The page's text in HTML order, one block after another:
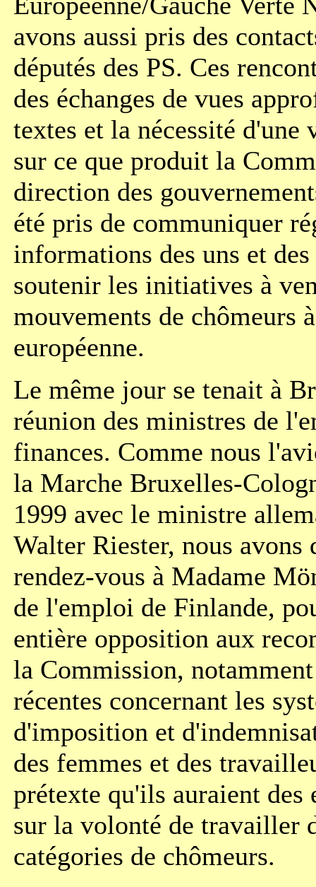
avons aussi pris des
députés des PS. Ces
des échanges de vues
textes et la nécessité d'une
sur ce que produit la
direction des
été pris de communiquer
informations des uns et
soutenir les initiatives à
mouvements de chômeurs
européenne.
Le même jour se tenait à
réunion des ministres de
finances. Comme nous
la Marche Bruxelles-
1999 avec le ministre
Walter Riester, nous avons
rendez-vous à Madame
de l'emploi de Finlande,
entière opposition aux
la Commission,
récentes concernant les
d'imposition et
des femmes et des
prétexte qu'ils auraient des
sur la volonté de travailler
catégories de chômeurs.